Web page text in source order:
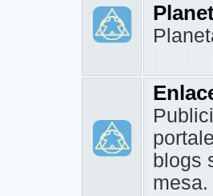
blogs
mesa.